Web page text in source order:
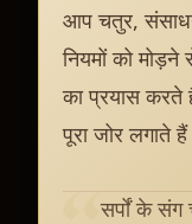
आप चतुर,
नियमों को
का प्रयास करते
पूरा जोर लगाते
सर्पों के